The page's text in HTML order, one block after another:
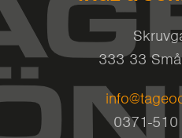
333 33
0371-